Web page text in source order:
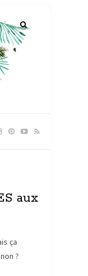
aux
ça
?